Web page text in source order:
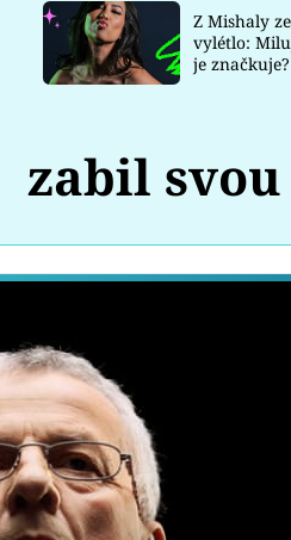
Z Mishaly
vylétlo:
je značkuje?
zabil